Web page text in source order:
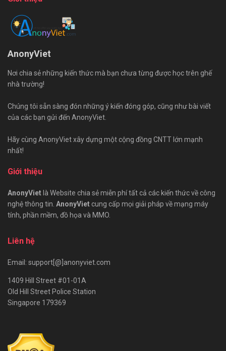
AnonyViet
Nơi chia sẻ những kiến thức mà bạn chưa từng được học trên ghế
nhà trường!
Chúng tôi sẵn sàng đón những ý kiến đóng góp, cũng như bài viết
của các bạn gửi đến AnonyViet.
Hãy cùng AnonyViet xây dựng một cộng đồng CNTT lớn mạnh
nhất!
Giới thiệu
AnonyViet là Website chia sẻ miễn phí tất cả các kiến thức về công
nghệ thông tin. AnonyViet cung cấp mọi giải pháp về mạng máy
tính, phần mềm, đồ họa và MMO.
Liên hệ
Email: support[@]anonyviet.com
1409 Hill Street #01-01A
Old Hill Street Police Station
Singapore 179369